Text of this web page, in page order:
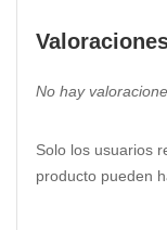
No hay
Solo los usuarios
producto pueden